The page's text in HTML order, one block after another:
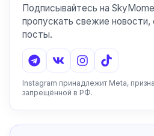
Подписывайтесь на
пропускать свежие новости,
посты.
Instagram принадлежит Meta,
запрещённой в РФ.